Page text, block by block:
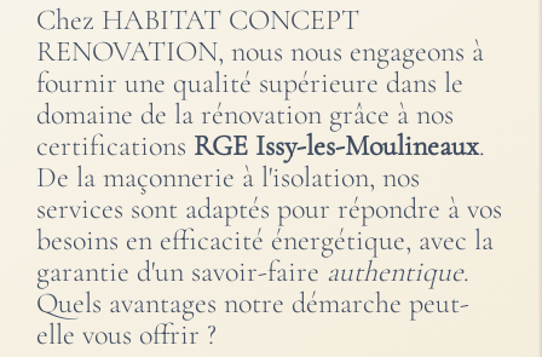
Chez HABITAT CONCEPT
RENOVATION, nous nous engageons à
fournir une qualité supérieure dans le
domaine de la rénovation grâce à nos
certifications RGE Issy-les-Moulineaux.
De la maçonnerie à l'isolation, nos
services sont adaptés pour répondre à vos
besoins en efficacité énergétique, avec la
garantie d'un savoir-faire authentique.
Quels avantages notre démarche peut-
elle vous offrir ?